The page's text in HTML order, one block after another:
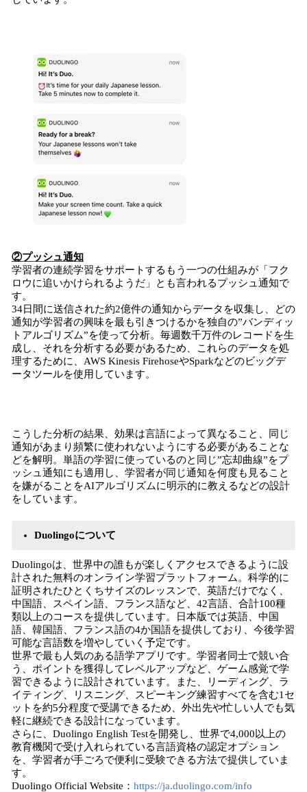
②プッシュ通知
学習者の連続学習をサポートするもう一つの仕組みが「フク
ロウに追いかけられるようだ」とも言われるプッシュ通知で
す。
34日間に送信された約2億件の通知からデータを収集し、どの
通知が学習者の興味を最も引きつけるかを独自の”バンディッ
トアルゴリズム”を使って分析。毎週数千万件のレコードを生
成し、それを分析する必要があるため、これらのデータを処
理するために、AWS Kinesis FirehoseやSparkなどのビッグデ
ータツールを使用しています。
こうした分析の結果、効果は言語によって異なること、同じ
通知があまり頻繁に使われないようにする必要があることな
どを解明。単語の学習に使っているのと同じ”忘却曲線”をプ
ッシュ通知にも適用し、学習者が同じ通知を何度も見ること
を嫌がることをAIアルゴリズムに明示的に教えるなどの設計
をしています。
Duolingoについて
Duolingoは、世界中の誰もが楽しくアクセスできるように設
計された無料のオンライン学習プラットフォーム。科学的に
証明されたひとくちサイズのレッスンで、英語だけでなく、
中国語、スペイン語、フランス語など、42言語、合計100種
類以上のコースを提供しています。日本版では英語、中国
語、韓国語、フランス語の4か国語を提供しており、今後学習
可能な言語数を増やしていく予定です。
世界で最も人気のある語学アプリです。学習者同士で競い合
う、ポイントを獲得してレベルアップなど、ゲーム感覚で学
習できるように設計されています。また、リーディング、ラ
イティング、リスニング、スピーキング練習すべてを含む1セ
ットを約5分程度で受講できるため、外出先や忙しい人でも気
軽に継続できる設計になっています。
さらに、Duolingo English Testを開発し、世界で4,000以上の
教育機関で受け入れられている言語資格の認定オプション
を、学習者が手ごろで便利に受験できる方法で提供していま
す。
Duolingo Official Website： https://ja.duolingo.com/info